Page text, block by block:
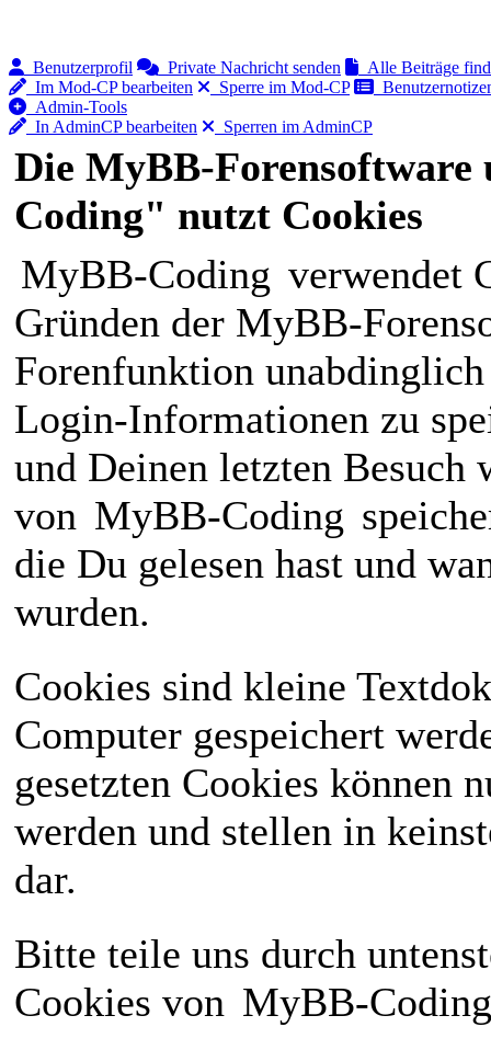
Benutzerprofil Private Nachricht senden
Alle Beiträge
Im Mod-CP bearbeiten
Sperre im Mod-CP
Admin-Tools
In AdminCP bearbeiten
Sperren im AdminCP
Die MyBB-
Coding" nutzt Cookies
MyBB-Coding verwendet
Gründen der MyBB-
Forenfunktion
Login-Informationen zu
und Deinen letzten Besuch
von MyBB-Coding
die Du gelesen hast und
wurden.
Cookies sind kleine
Computer gespeichert
gesetzten Cookies können
werden und stellen in
dar.
Bitte teile uns durch
Cookies von MyBB-Coding